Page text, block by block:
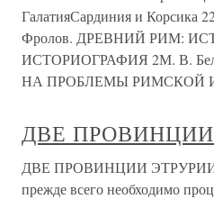
ГалатияСардиния и Корсика
Фролов. ДРЕВНИЙ РИМ:
ИСТОРИОГРАФИЯ 2М. В.
НА ПРОБЛЕМЫ РИМСКОЙ
ДВЕ
ДВЕ ПРОВИНЦИИ ЭТРУРИИ
прежде всего необходимо